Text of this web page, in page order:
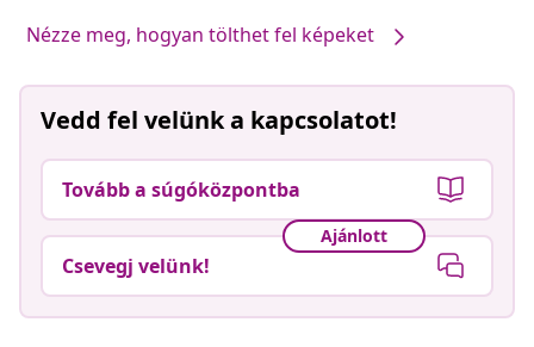
Nézze meg, hogyan tölthet fel képeket
Vedd fel velünk a kapcsolatot!
Tovább a súgóközpontba
Ajánlott
Csevegj velünk!